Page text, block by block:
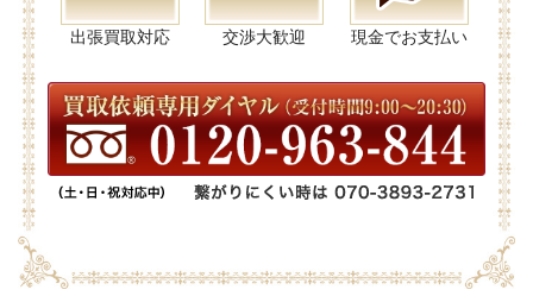
出張買取対応 交渉大歓迎 現金でお支払い